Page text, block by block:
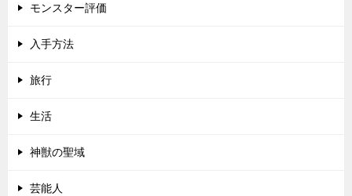
モンスター評価
入手方法
旅行
生活
神獣の聖域
芸能人